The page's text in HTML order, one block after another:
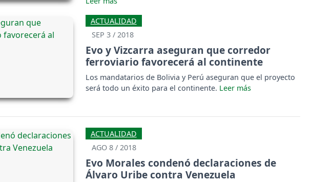
ACTUALIDAD
SEP 3 / 2018
Evo y Vizcarra aseguran que corredor
ferroviario favorecerá al continente
Los mandatarios de Bolivia y Perú aseguran que el proyecto
será todo un éxito para el continente.
ACTUALIDAD
AGO 8 / 2018
Evo Morales condenó declaraciones de
Álvaro Uribe contra Venezuela